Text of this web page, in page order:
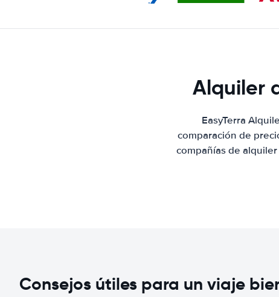
Alquiler
EasyTerra
comparación de
compañías de
Consejos útiles para un viaje